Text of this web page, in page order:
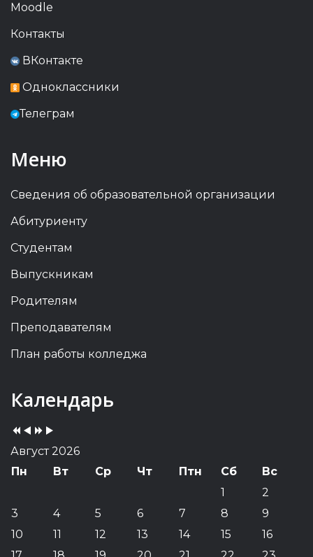
Moodle
Контакты
ВКонтакте
Одноклассники
Телеграм
Меню
Сведения об образовательной организации
Абитуриенту
Студентам
Выпускникам
Родителям
Преподавателям
План работы колледжа
Календарь
Previous
Year
Previous
Month
YearMonth
Август 2026
Пн
Вт Ср Чт Птн Сб
Вс
1
2
3
4 5 6 7 8
9
10
11 12 13 14 15
16